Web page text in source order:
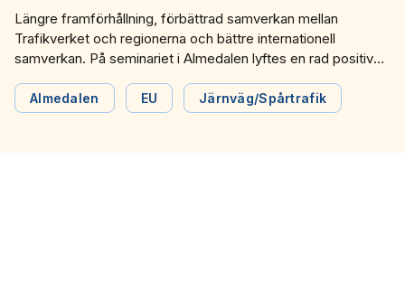
Längre framförhållning, förbättrad samverkan mellan
Trafikverket och regionerna och bättre internationell
samverkan. På seminariet i Almedalen lyftes en rad positiva
Almedalen EU Järnväg/Spårtrafik